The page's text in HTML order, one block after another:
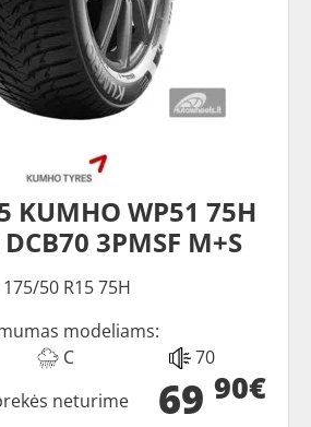
KUMHO WP51 75H
3PMSF M+S
175/50 R15 75H
modeliams:
C 70
69 90€
neturime